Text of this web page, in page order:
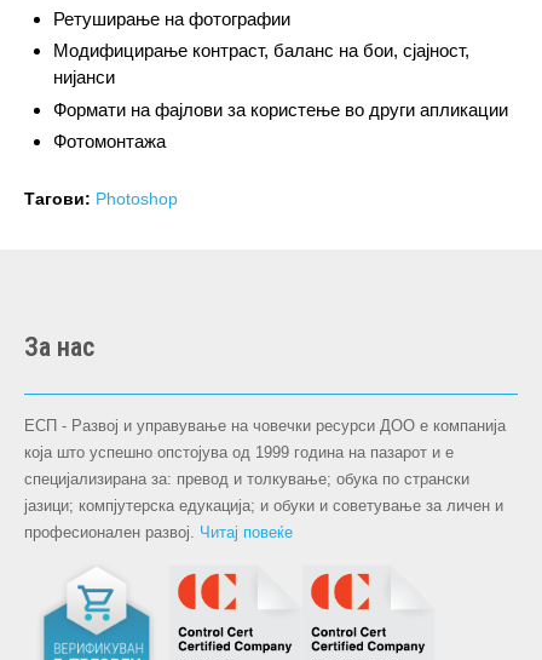
Ретуширање на фотографии
Модифицирање контраст, баланс на бои, сјајност,
нијанси
Формати на фајлови за користење во други апликации
Фотомонтажа
Тагови: Photoshop
За нас
ЕСП - Развој и управување на човечки ресурси ДОО е компанија
која што успешно опстојува oд 1999 година на пазарот и е
специјализирана за: превод и толкување; обука по странски
јазици; компјутерска едукација; и обуки и советување за личен и
професионален развој. Читај повеќе